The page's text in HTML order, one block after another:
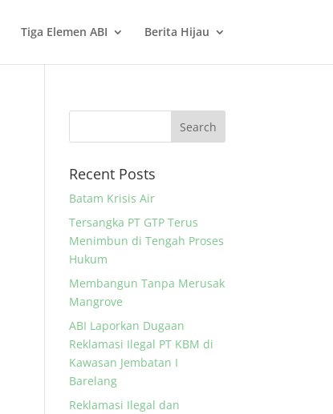
Tiga Elemen ABI Berita Hijau
Recent Posts
Batam Krisis Air
Tersangka PT GTP Terus
Menimbun di Tengah Proses
Hukum
Membangun Tanpa Merusak
Mangrove
ABI Laporkan Dugaan
Reklamasi Ilegal PT KBM di
Kawasan Jembatan I
Barelang
Reklamasi Ilegal dan